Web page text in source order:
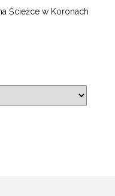
Ścieżce w Koronach